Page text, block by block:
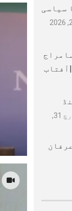
سیاسی
مارچ 31,